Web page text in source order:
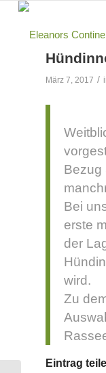
März 7, 2017 /
Bezug
Bei
erste
der
wird.
Zu
Eintrag